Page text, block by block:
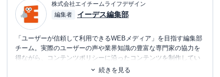
株式会社エイチームライフデザイン
編集者
イーデス編集部
「ユーザーが信頼して利用できるWEBメディア」を目指す編集部
チーム。実際のユーザーの声や業界知識の豊富な専門家の協力を
得ながら、コンテンツポリシーに沿ったコンテンツを制作してい
ます。暮らしに関するトピックを中心に、読者の「まよい」を解
続きを見る